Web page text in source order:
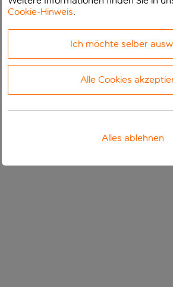
Cookie-Hinweis.
Ich möchte selber
Alle Cookies
Alles ablehnen